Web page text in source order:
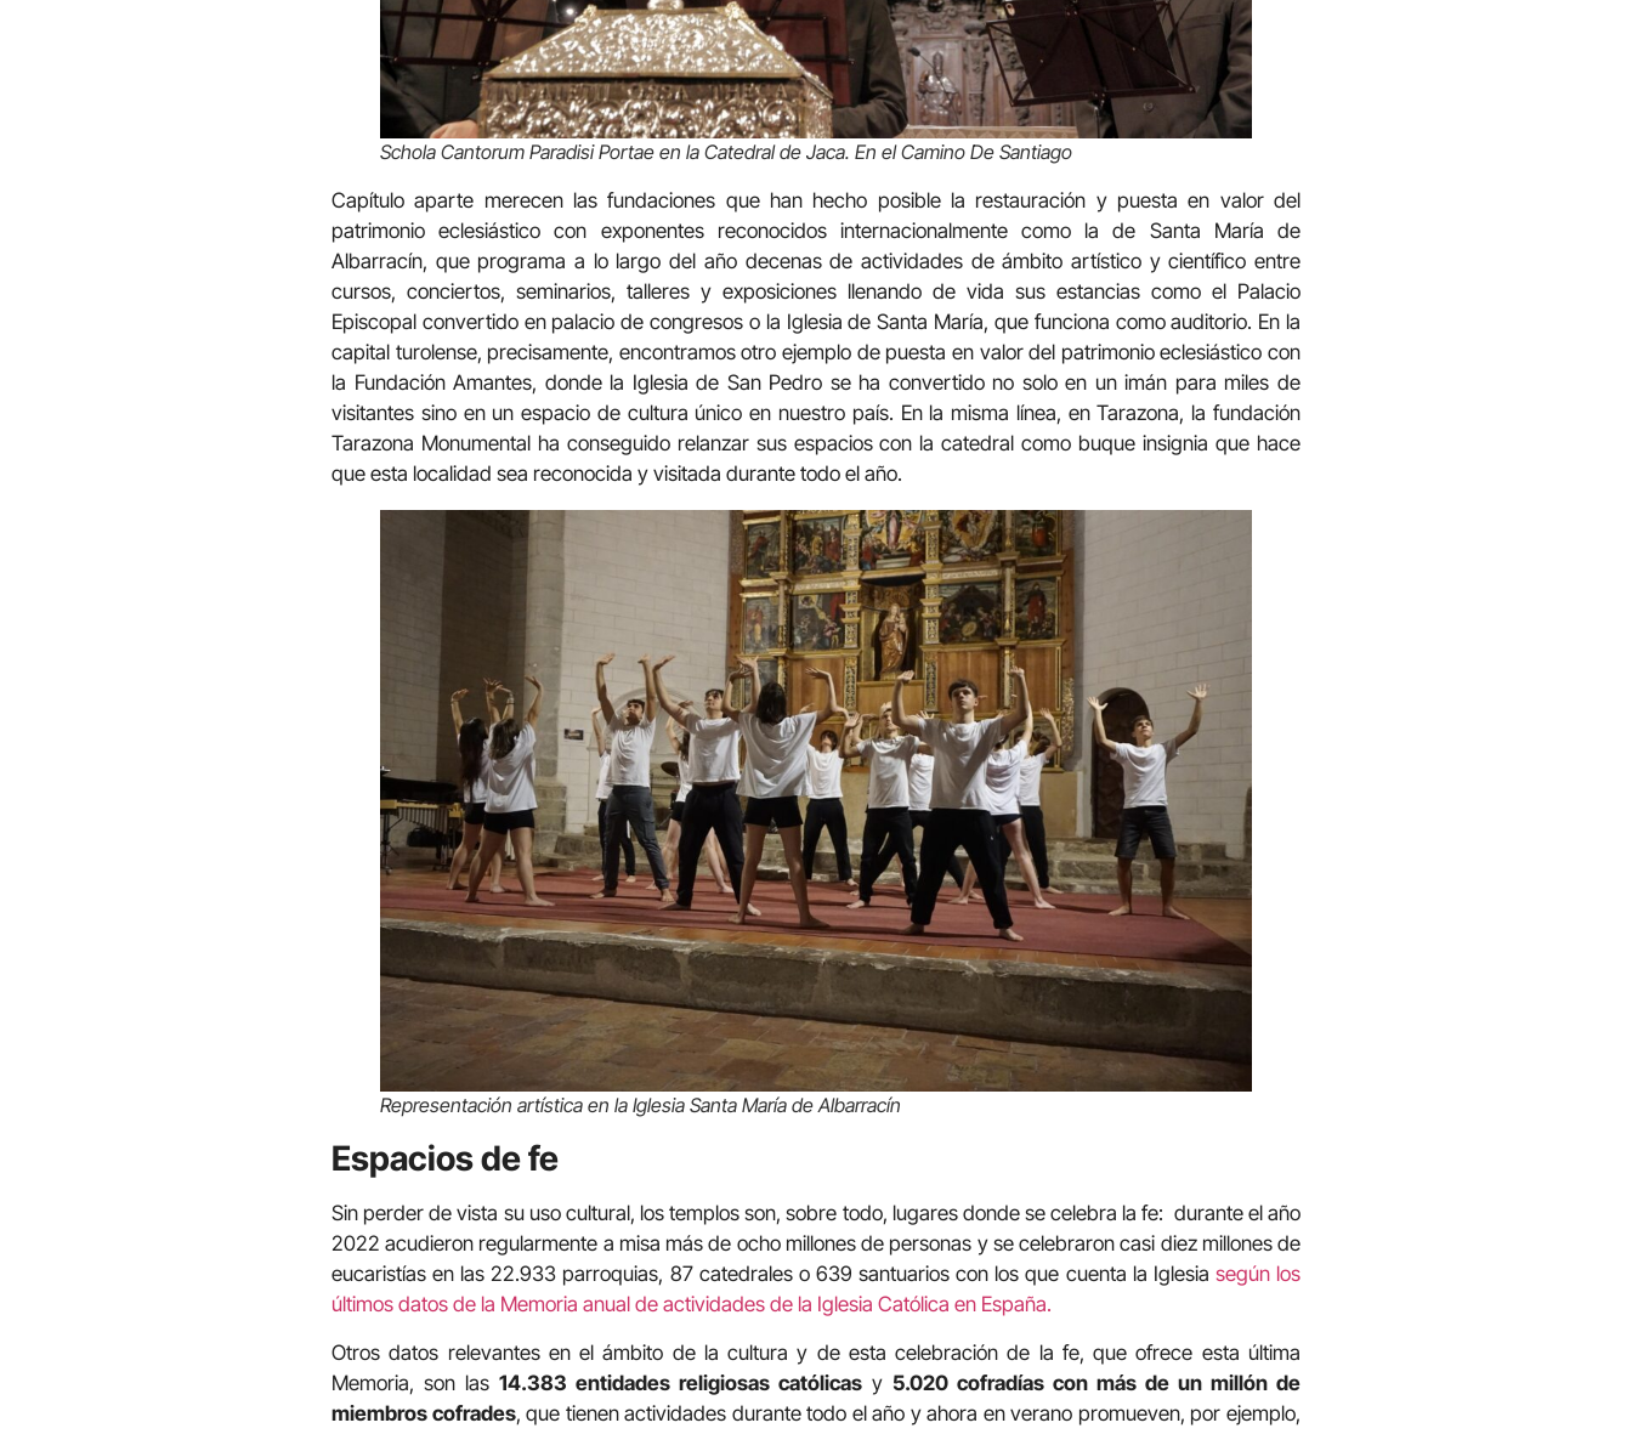
Schola Cantorum Paradisi Portae en la Catedral de Jaca. En el Camino De Santiago
Capítulo aparte merecen las fundaciones que han hecho posible la restauración y puesta en valor del
patrimonio eclesiástico con exponentes reconocidos internacionalmente como la de Santa María de
Albarracín, que programa a lo largo del año decenas de actividades de ámbito artístico y científico entre
cursos, conciertos, seminarios, talleres y exposiciones llenando de vida sus estancias como el Palacio
Episcopal convertido en palacio de congresos o la Iglesia de Santa María, que funciona como auditorio. En la
capital turolense, precisamente, encontramos otro ejemplo de puesta en valor del patrimonio eclesiástico con
la Fundación Amantes, donde la Iglesia de San Pedro se ha convertido no solo en un imán para miles de
visitantes sino en un espacio de cultura único en nuestro país. En la misma línea, en Tarazona, la fundación
Tarazona Monumental ha conseguido relanzar sus espacios con la catedral como buque insignia que hace
que esta localidad sea reconocida y visitada durante todo el año.
Representación artística en la Iglesia Santa María de Albarracín
Espacios de fe
Sin perder de vista su uso cultural, los templos son, sobre todo, lugares donde se celebra la fe: durante el año
2022 acudieron regularmente a misa más de ocho millones de personas y se celebraron casi diez millones de
eucaristías en las 22.933 parroquias, 87 catedrales o 639 santuarios con los que cuenta la Iglesia según los
últimos datos de la Memoria anual de actividades de la Iglesia Católica en España.
Otros datos relevantes en el ámbito de la cultura y de esta celebración de la fe, que ofrece esta última
Memoria, son las 14.383 entidades religiosas católicas y 5.020 cofradías con más de un millón de
miembros cofrades, que tienen actividades durante todo el año y ahora en verano promueven, por ejemplo,